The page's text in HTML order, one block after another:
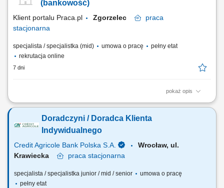
bankowych, w tym funduszy inwestycyjnych. Operacyjna obsługa
(bankowość)
Klient portalu Praca.pl Zgorzelec
praca
stacjonarna
specjalista / specjalistka (mid) umowa o pracę
pełny etat
rekrutacja online
7 dni
pokaż opis
obsługa klientów; utrzymywanie dobrych relacji z klientami; realizacja
Doradczyni / Doradca Klienta
Indywidualnego
Credit Agricole Bank Polska S.A.
Wrocław, ul.
Krawiecka
praca stacjonarna
specjalista / specjalistka junior / mid / senior
umowa o pracę
pełny etat